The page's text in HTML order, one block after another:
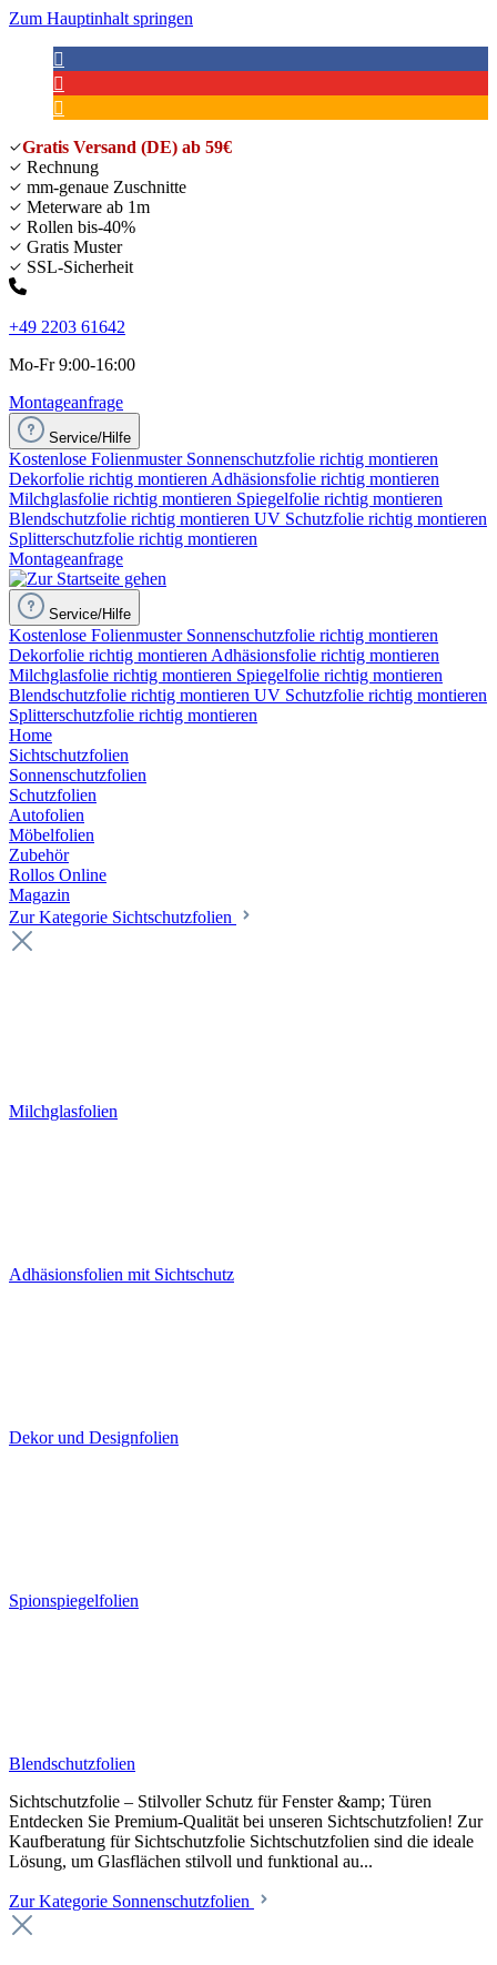
Zum Hauptinhalt springen
Gratis Versand (DE) ab 59€
Rechnung
mm-genaue Zuschnitte
Meterware ab 1m
Rollen bis-40%
Gratis Muster
SSL-Sicherheit
+49 2203 61642
Mo-Fr 9:00-16:00
Montageanfrage
Service/Hilfe
Kostenlose Folienmuster Sonnenschutzfolie richtig montieren
Dekorfolie richtig montieren Adhäsionsfolie richtig montieren
Milchglasfolie richtig montieren Spiegelfolie richtig montieren
Blendschutzfolie richtig montieren UV Schutzfolie richtig montieren
Splitterschutzfolie richtig montieren
Montageanfrage
Service/Hilfe
Kostenlose Folienmuster Sonnenschutzfolie richtig montieren
Dekorfolie richtig montieren Adhäsionsfolie richtig montieren
Milchglasfolie richtig montieren Spiegelfolie richtig montieren
Blendschutzfolie richtig montieren UV Schutzfolie richtig montieren
Splitterschutzfolie richtig montieren
Home
Sichtschutzfolien
Sonnenschutzfolien
Schutzfolien
Autofolien
Möbelfolien
Zubehör
Rollos Online
Magazin
Zur Kategorie Sichtschutzfolien
Milchglasfolien
Adhäsionsfolien mit Sichtschutz
Dekor und Designfolien
Spionspiegelfolien
Blendschutzfolien
Sichtschutzfolie – Stilvoller Schutz für Fenster &amp; Türen
Entdecken Sie Premium-Qualität bei unseren Sichtschutzfolien! Zur
Kaufberatung für Sichtschutzfolie Sichtschutzfolien sind die ideale
Lösung, um Glasflächen stilvoll und funktional au...
Zur Kategorie Sonnenschutzfolien